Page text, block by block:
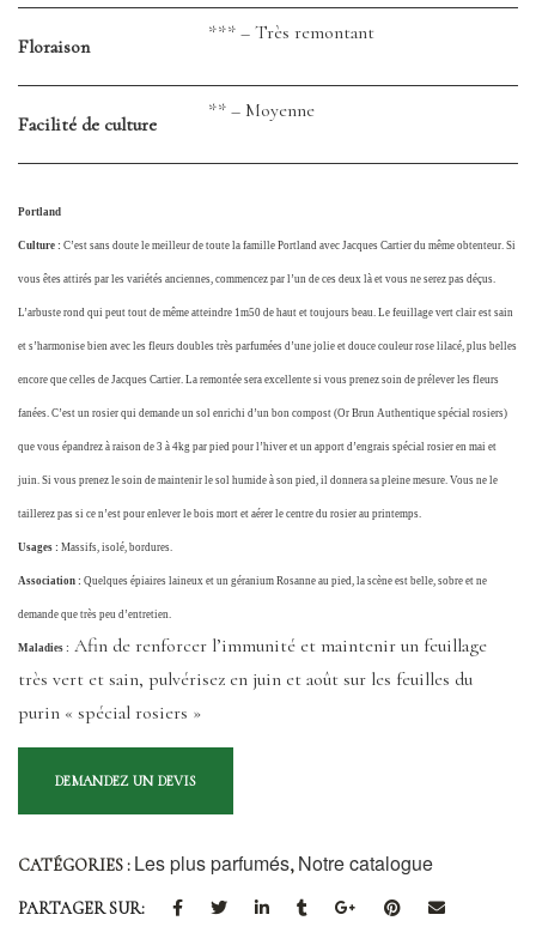
Floraison
*** – Très remontant
Facilité de culture
** – Moyenne
Portland
Culture : C’est sans doute le meilleur de toute la famille Portland avec Jacques Cartier du même obtenteur. Si
vous êtes attirés par les variétés anciennes, commencez par l’un de ces deux là et vous ne serez pas déçus.
L’arbuste rond qui peut tout de même atteindre 1m50 de haut et toujours beau. Le feuillage vert clair est sain
et s’harmonise bien avec les fleurs doubles très parfumées d’une jolie et douce couleur rose lilacé, plus belles
encore que celles de Jacques Cartier. La remontée sera excellente si vous prenez soin de prélever les fleurs
fanées. C’est un rosier qui demande un sol enrichi d’un bon compost (Or Brun Authentique spécial rosiers)
que vous épandrez à raison de 3 à 4kg par pied pour l’hiver et un apport d’engrais spécial rosier en mai et
juin. Si vous prenez le soin de maintenir le sol humide à son pied, il donnera sa pleine mesure. Vous ne le
taillerez pas si ce n’est pour enlever le bois mort et aérer le centre du rosier au printemps.
Usages : Massifs, isolé, bordures.
Association : Quelques épiaires laineux et un géranium Rosanne au pied, la scène est belle, sobre et ne
demande que très peu d’entretien.
Maladies : Afin de renforcer l’immunité et maintenir un feuillage
très vert et sain, pulvérisez en juin et août sur les feuilles du
purin « spécial rosiers »
CATÉGORIES : Les plus parfumés, Notre catalogue
PARTAGER SUR: